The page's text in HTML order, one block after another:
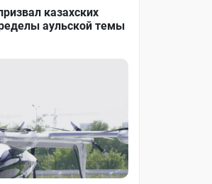
казахских
аульской темы